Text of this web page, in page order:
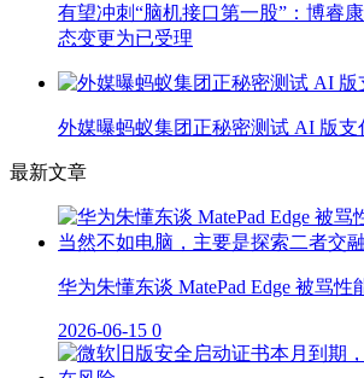
有望冲刺“脑机接口第一股”：博睿
态变更为已受理
外媒曝蚂蚁集团正秘密测试 AI 版支
最新文章
华为朱懂东谈 MatePad Edge 被骂性
2026-06-15 0